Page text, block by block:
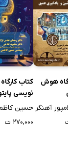
هوش
آهنگر
کتاب
نویسی
زبان ساده
حسین
۲۷۰,۰۰۰ ت